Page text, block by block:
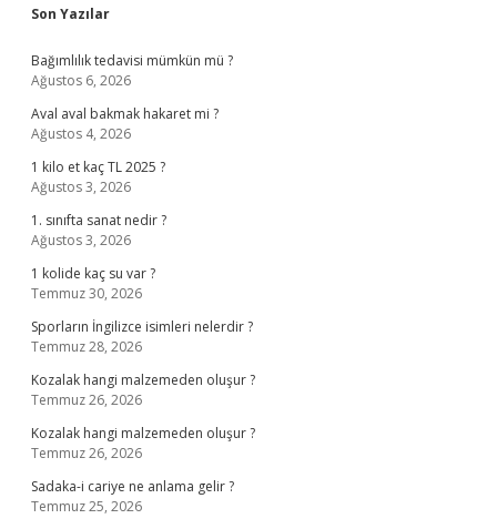
Sidebar
Son Yazılar
Bağımlılık tedavisi mümkün mü ?
Ağustos 6, 2026
Aval aval bakmak hakaret mi ?
Ağustos 4, 2026
1 kilo et kaç TL 2025 ?
Ağustos 3, 2026
1. sınıfta sanat nedir ?
Ağustos 3, 2026
1 kolide kaç su var ?
Temmuz 30, 2026
Sporların İngilizce isimleri nelerdir ?
Temmuz 28, 2026
Kozalak hangi malzemeden oluşur ?
Temmuz 26, 2026
Kozalak hangi malzemeden oluşur ?
Temmuz 26, 2026
Sadaka-i cariye ne anlama gelir ?
Temmuz 25, 2026